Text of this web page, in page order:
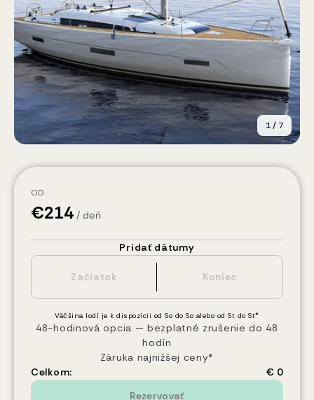
1/ 7
OD
€214 / deň
Pridať dátumy
Väčšina lodí je k dispozícii od So do So alebo od St do St*
48-hodinová opcia — bezplatné zrušenie do 48
hodín
Záruka najnižšej ceny*
Celkom:
€ 0
Rezervovať